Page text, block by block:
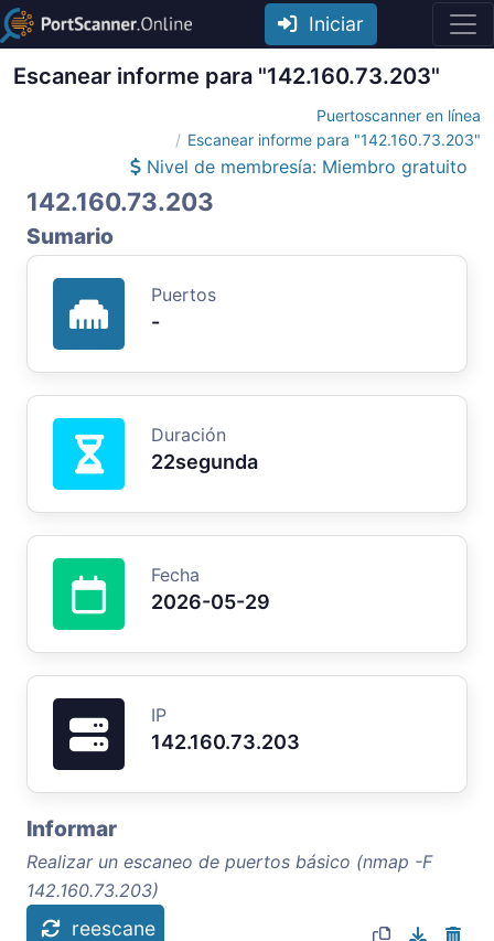
Iniciar
Escanear informe para "142.160.73.203"
Puertoscanner en línea
Escanear informe para "142.160.73.203"
Nivel de membresía: Miembro gratuito
142.160.73.203
Sumario
Puertos
-
Duración
22segunda
Fecha
2026-05-29
IP
142.160.73.203
Informar
Realizar un escaneo de puertos básico (nmap -F
142.160.73.203)
reescane